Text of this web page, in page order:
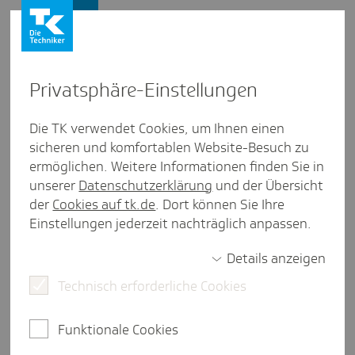
FAQ zum EBZ-Verfahren
Seit dem 1. Januar 2023 ist die Teilnahme am EBZ-
Dies führt zu vielen unterschiedlichen Fragen.
weniger als eine Minute Lesezeit
Personengruppen Zahnärzte
Mit den hier aufgeführten FAQs möchten wir Ihnen
Privat­sphäre-Einstel­lungen
Die TK verwendet Cookies, um Ihnen einen
sicheren und komfortablen Website-Besuch zu
ermöglichen. Weitere Informationen finden Sie in
unserer Datenschutzerklärung und der Übersicht
der Cookies auf tk.de. Dort können Sie Ihre
Einstellungen jederzeit nachträglich anpassen.
Details anzeigen
Technisch erforderliche Cookies
Funktionale Cookies